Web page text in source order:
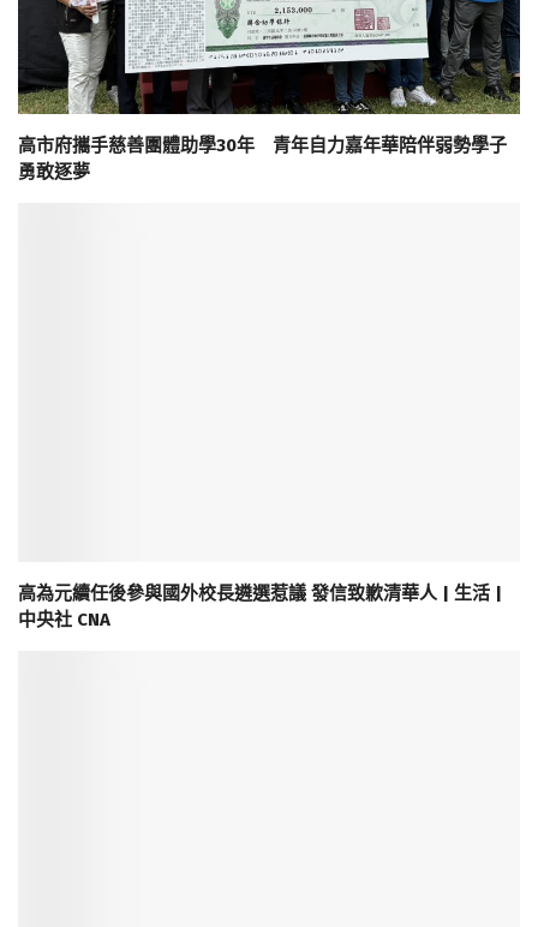
高市府攜手慈善團體助學30年 青年自力嘉年華陪伴弱勢學子
勇敢逐夢
高為元續任後參與國外校長遴選惹議 發信致歉清華人 | 生活 |
中央社 CNA